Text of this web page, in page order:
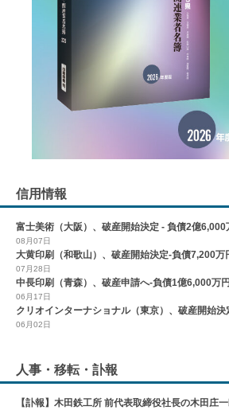
信用情報
富士美術（大阪）、破産開始決定 - 負債2億6,000
08月07日
大黄印刷（和歌山）、破産開始決定-負債7,200万
07月28日
中長印刷（青森）、破産申請へ-負債1億6,000万円
06月17日
クリオインターナショナル（東京）、破産開始決
06月02日
人事・移転・訃報
【訃報】木田鉄工所 前代表取締役社長の木田庄